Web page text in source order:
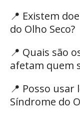
📍 Existem
do Olho Seco?
📍 Quais são
afetam quem
📍 Posso usar
Síndrome do